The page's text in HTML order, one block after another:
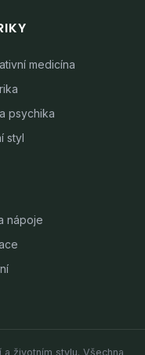
medicína
psychika
styl
nápoje
životním stylu. Všechna